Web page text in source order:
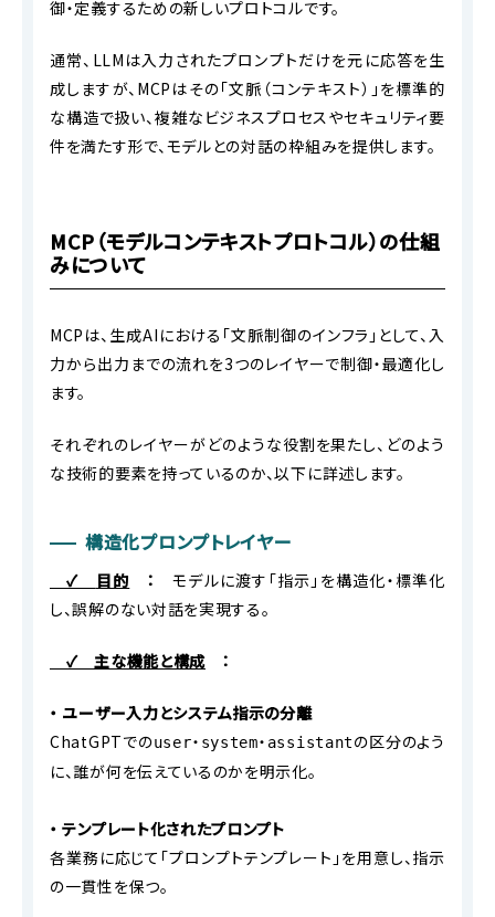
御・定義するための新しいプロトコルです。
通常、LLMは入力されたプロンプトだけを元に応答を生
成しますが、MCPはその「文脈（コンテキスト）」を標準的
な構造で扱い、複雑なビジネスプロセスやセキュリティ要
件を満たす形で、モデルとの対話の枠組みを提供します。
MCP（モデルコンテキストプロトコル）の仕組
みについて
MCPは、生成AIにおける「文脈制御のインフラ」として、入
力から出力までの流れを3つのレイヤーで制御・最適化し
ます。
それぞれのレイヤーがどのような役割を果たし、どのよう
な技術的要素を持っているのか、以下に詳述します。
構造化プロンプトレイヤー
✓ 目的 ：
モデルに渡す「指示」を構造化・標準化
し、誤解のない対話を実現する。
✓ 主な機能と構成 ：
・ ユーザー入力とシステム指示の分離
ChatGPTでのuser・ system・ assistantの区分のよう
に、誰が何を伝えているのかを明示化。
・ テンプレート化されたプロンプト
各業務に応じて「プロンプトテンプレート」を用意し、指示
の一貫性を保つ。